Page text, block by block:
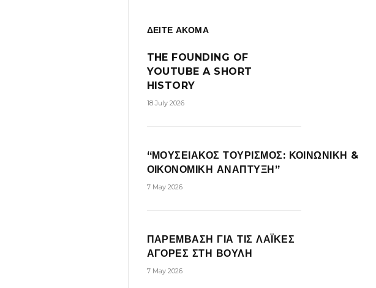
ΔΕΙΤΕ ΑΚΟΜΑ
THE FOUNDING OF
YOUTUBE A SHORT
HISTORY
18 July 2026
“ΜΟΥΣΕΙΑΚΟΣ ΤΟΥΡΙΣΜΟΣ: ΚΟΙΝΩΝΙΚΗ &
ΟΙΚΟΝΟΜΙΚΗ ΑΝΑΠΤΥΞΗ”
7 May 2026
ΠΑΡΕΜΒΑΣΗ ΓΙΑ ΤΙΣ ΛΑΪΚΕΣ
ΑΓΟΡΕΣ ΣΤΗ ΒΟΥΛΗ
7 May 2026